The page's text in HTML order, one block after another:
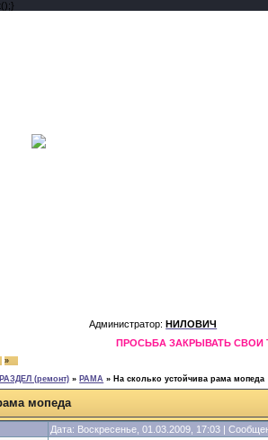
Администратор:НИЛОВИЧ
ПРОСЬБА ЗАКРЫВАТЬ
»
(ремонт) » РАМА » На сколько устойчива рама мопеда
мопеда
Дата: Воскресенье, 01.03.2009, 17:03 |